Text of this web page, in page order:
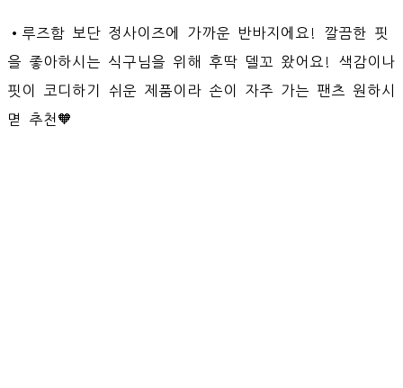
•루즈함 보단 정사이즈에 가까운 반바지에요! 깔끔한 핏
을 좋아하시는 식구님을 위해 후딱 델꼬 왔어요! 색감이나
핏이 코디하기 쉬운 제품이라 손이 자주 가는 팬츠 원하시
멷 추천🧡